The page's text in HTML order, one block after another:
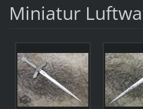
Miniatur